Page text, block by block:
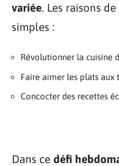
variée. Les raisons
simples :
Révolutionner la cuisine
Faire aimer les plats aux
Concocter des recettes
Dans ce défi